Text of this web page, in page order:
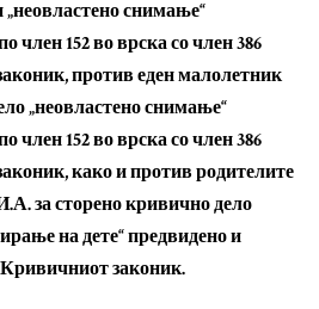
снимање“
член 152 во врска со член 386
против еден малолетник
„неовластено снимање“
член 152 во врска со член 386
како и против родителите
за сторено кривично дело
на дете“ предвидено и
Кривичниот законик.